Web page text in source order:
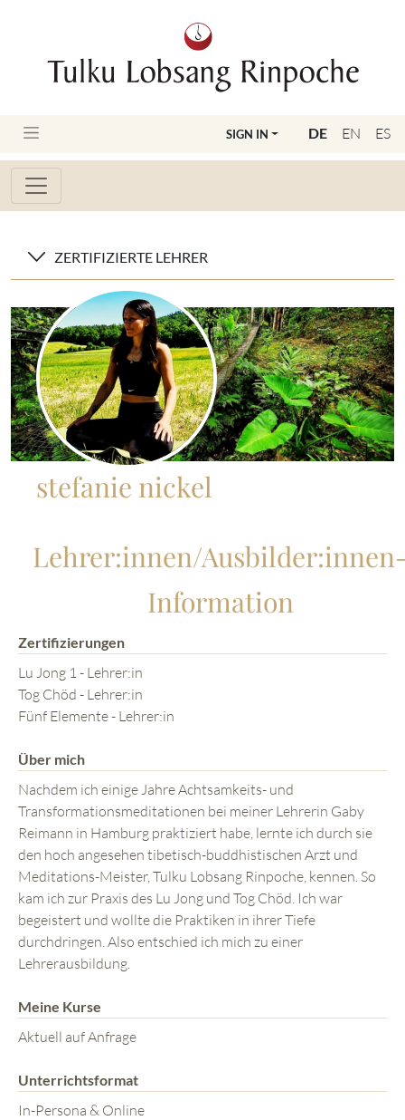
DE EN ES
SIGN IN
ZERTIFIZIERTE LEHRER
stefanie nickel
Lehrer:innen/
Information
Zertifizierungen
Lu Jong 1 - Lehrer:in
Tog Chöd - Lehrer:in
Fünf Elemente - Lehrer:in
Über mich
Nachdem ich einige Jahre Achtsamkeits- und
Transformationsmeditationen bei meiner Lehrerin Gaby
Reimann in Hamburg praktiziert habe, lernte ich durch sie
den hoch angesehen tibetisch-buddhistischen Arzt und
Meditations-Meister, Tulku Lobsang Rinpoche, kennen. So
kam ich zur Praxis des Lu Jong und Tog Chöd. Ich war
begeistert und wollte die Praktiken in ihrer Tiefe
durchdringen. Also entschied ich mich zu einer
Lehrerausbildung.
Meine Kurse
Aktuell auf Anfrage
Unterrichtsformat
In-Persona & Online